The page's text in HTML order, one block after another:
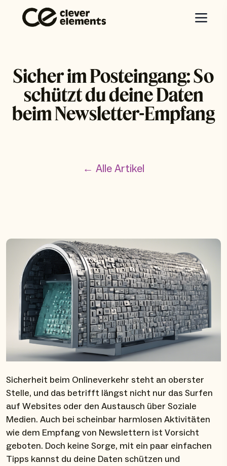
Sicher im Posteingang: So
schützt du deine Daten
beim Newsletter-Empfang
← Alle Artikel
Sicherheit beim Onlineverkehr steht an oberster
Stelle, und das betrifft längst nicht nur das Surfen
auf Websites oder den Austausch über Soziale
Medien. Auch bei scheinbar harmlosen Aktivitäten
wie dem Empfang von Newslettern ist Vorsicht
geboten. Doch keine Sorge, mit ein paar einfachen
Tipps kannst du deine Daten schützen und